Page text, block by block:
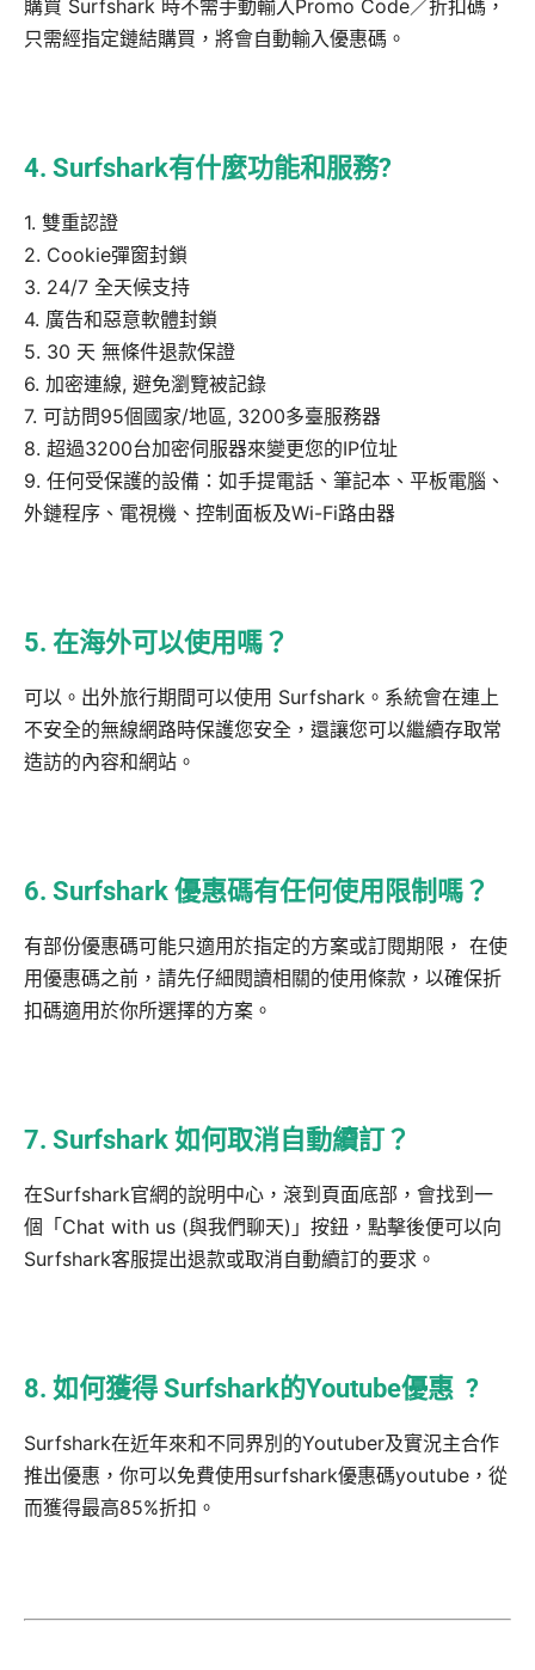
購買 Surfshark 時不需手動輸入Promo Code／折扣碼，
只需經指定鏈結購買，將會自動輸入優惠碼。
4. Surfshark有什麼功能和服務?
1. 雙重認證
2. Cookie彈窗封鎖
3. 24/7 全天候支持
4. 廣告和惡意軟體封鎖
5. 30 天 無條件退款保證
6. 加密連線, 避免瀏覽被記錄
7. 可訪問95個國家/地區, 3200多臺服務器
8. 超過3200台加密伺服器來變更您的IP位址
9. 任何受保護的設備：如手提電話、筆記本、平板電腦、
外鏈程序、電視機、控制面板及Wi-Fi路由器
5. 在海外可以使用嗎？
可以。出外旅行期間可以使用 Surfshark。系統會在連上
不安全的無線網路時保護您安全，還讓您可以繼續存取常
造訪的內容和網站。
6. Surfshark 優惠碼有任何使用限制嗎？
有部份優惠碼可能只適用於指定的方案或訂閱期限， 在使
用優惠碼之前，請先仔細閱讀相關的使用條款，以確保折
扣碼適用於你所選擇的方案。
7. Surfshark 如何取消自動續訂？
在Surfshark官網的說明中心，滾到頁面底部，會找到一
個「Chat with us (與我們聊天)」按鈕，點擊後便可以向
Surfshark客服提出退款或取消自動續訂的要求。
8. 如何獲得 Surfshark的Youtube優惠 ?
Surfshark在近年來和不同界別的Youtuber及實況主合作
推出優惠，你可以免費使用surfshark優惠碼youtube，從
而獲得最高85%折扣。